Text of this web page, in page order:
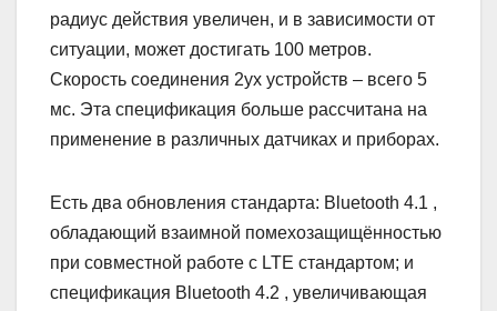
радиус действия увеличен, и в зависимости от
ситуации, может достигать 100 метров.
Скорость соединения 2ух устройств – всего 5
мс. Эта спецификация больше рассчитана на
применение в различных датчиках и приборах.
Есть два обновления стандарта: Bluetooth 4.1 ,
обладающий взаимной помехозащищённостью
при совместной работе с LTE стандартом; и
спецификация Bluetooth 4.2 , увеличивающая